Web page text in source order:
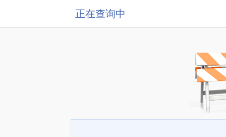
正在查询中